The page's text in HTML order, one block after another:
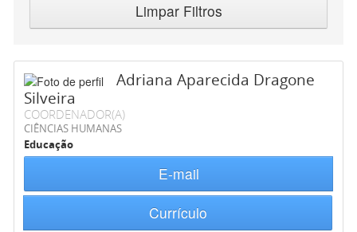
Limpar Filtros
Adriana Aparecida Dragone
Silveira
COORDENADOR(A)
CIÊNCIAS HUMANAS
Educação
E-mail
Currículo